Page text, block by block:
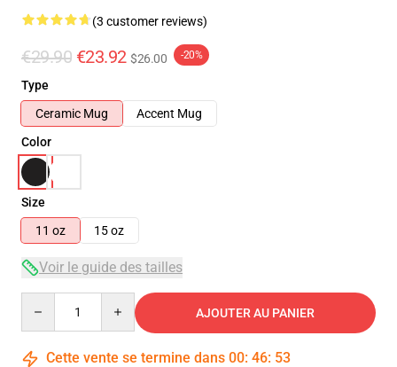
(3 customer reviews)
€29.90 €23.92 $26.00 -20%
Type
Ceramic Mug
Accent Mug
Color
Size
11 oz
15 oz
Voir le guide des tailles
AJOUTER AU PANIER
Cette vente se termine dans 00: 46: 53